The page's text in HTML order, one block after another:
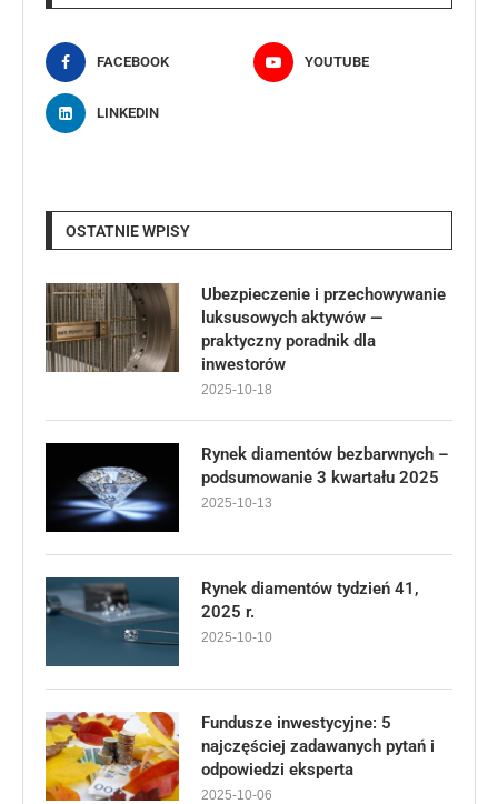
FACEBOOK YOUTUBE
LINKEDIN
OSTATNIE WPISY
Ubezpieczenie i przechowywanie
luksusowych aktywów —
praktyczny poradnik dla
inwestorów
2025-10-18
Rynek diamentów bezbarwnych –
podsumowanie 3 kwartału 2025
2025-10-13
Rynek diamentów tydzień 41,
2025 r.
2025-10-10
Fundusze inwestycyjne: 5
najczęściej zadawanych pytań i
odpowiedzi eksperta
2025-10-06